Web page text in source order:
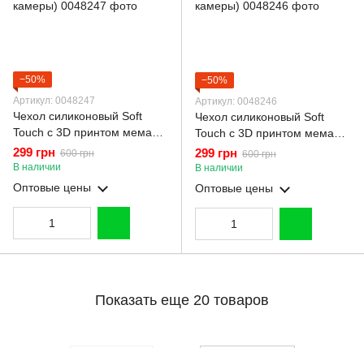
−50%
Артикул: 0048247
Чехол силиконовый Soft
Touch с 3D принтом мема
сибу для Xiaomi Redmi A2
коричневый (Полная защита
камеры)
299 грн 600 грн
В наличии
Оптовые цены
−50%
Артикул: 0048246
Чехол силиконовый Soft
Touch с 3D принтом мема
сибу для Xiaomi Redmi A2
бордовый (Полная защита
камеры)
299 грн 600 грн
В наличии
Оптовые цены
Показать еще 20 товаров